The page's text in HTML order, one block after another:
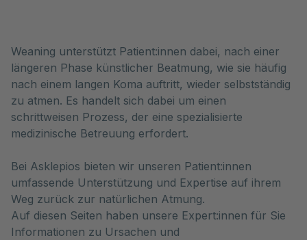
Weaning unterstützt Patient:innen dabei, nach einer
längeren Phase künstlicher Beatmung, wie sie häufig
nach einem langen Koma auftritt, wieder selbstständig
zu atmen. Es handelt sich dabei um einen
schrittweisen Prozess, der eine spezialisierte
medizinische Betreuung erfordert.
Bei Asklepios bieten wir unseren Patient:innen
umfassende Unterstützung und Expertise auf ihrem
Weg zurück zur natürlichen Atmung.
Auf diesen Seiten haben unsere Expert:innen für Sie
Informationen zu Ursachen und